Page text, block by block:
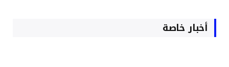
أخبار خاصة